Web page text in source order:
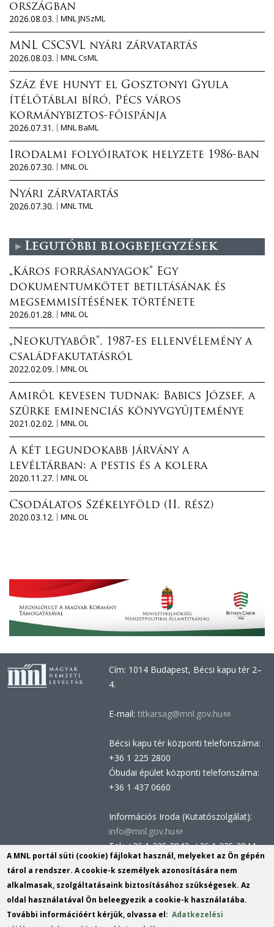
országban
2026.08.03.
MNL JNSzML
MNL CSCSVL nyári zárvatartás
2026.08.03.
MNL CsML
Száz éve hunyt el Gosztonyi Gyula
ítélőtáblai bíró, Pécs város
kormánybiztos-főispánja
2026.07.31.
MNL BaML
Irodalmi folyóiratok helyzete 1986-ban
2026.07.30.
MNL OL
Nyári zárvatartás
2026.07.30.
MNL TML
Legutóbbi blogbejegyzések
„Káros forrásanyagok” Egy
dokumentumkötet betiltásának és
megsemmisítésének története
2026.01.28.
MNL OL
„Neokutyabőr”. 1987-es ellenvélemény a
családfakutatásról
2022.02.09.
MNL OL
Amiről kevesen tudnak: Babics József, a
szürke eminenciás könyvgyűjteménye
2021.02.02.
MNL OL
A két legundokabb járvány a
levéltárban: a pestis és a kolera
2020.11.27.
MNL OL
Csodálatos Székelyföld (II. rész)
2020.03.12.
MNL OL
Cím: 1014 Budapest, Bécsi kapu tér 2–
4.
E-mail: titkarsag@mnl.gov.hu(link
e-
Bécsi kapu tér központi telefonszáma:
+36 1 225 2800
Óbudai épület központi telefonszáma:
+36 1 437 0660
Információs Iroda (Kutatószolgálat):
info@mnl.gov.hu(link
sends
e-
mail)
Tel.: +36 1 225 2843, +36 1 225 2844
Postacím: 1014 Budapest, Bécsi kapu
tér 2-4.
Felnőttképzési nyilvántartási szám:
B/2020/002162
A MNL portál süti (cookie) fájlokat használ, melyeket az Ön gépén
tárol a rendszer. A cookie-k személyek azonosítására nem
alkalmasak, szolgáltatásaink biztosításához szükségesek. Az
oldal használatával Ön beleegyezik a cookie-k használatába.
További információért kérjük, olvassa el:Adatkezelési